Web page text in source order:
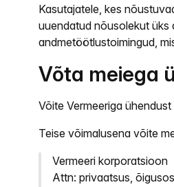
Kasutajatele, kes
uuendatud nõusolekut üks
andmetöötlustoimingud,
Võta meiega
Võite Vermeeriga
Teise võimalusena võite
Vermeeri korporatsioon
Attn: privaatsus,